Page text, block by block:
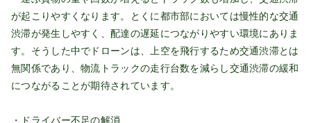
が起こりやすくなります。とくに都市部においては慢性的な交通
渋滞が発生しやすく、配達の遅延につながりやすい環境にありま
す。そうした中でドローンは、上空を飛行するため交通渋滞とは
無関係であり、物流トラックの走行台数を減らし交通渋滞の緩和
につながることが期待されています。
・ドライバー不足の解消